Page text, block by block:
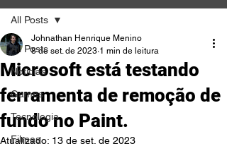
All Posts
Notícias
Games
Tecnologia
Filmes
All Posts
Microsoft está testando
ferramenta de remoção de
fundo no Paint.
Johnathan Henrique Menino
8 de set. de 2023 1 min de leitura
Atualizado: 13 de set. de 2023